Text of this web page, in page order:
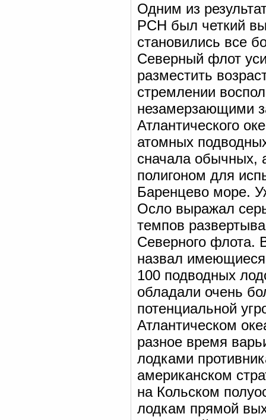
Одним из
РСН был четкий
становились все
Северный флот
разместить
стремлении
незамерзающими
Атлантического
атомных
сначала обычных,
полигоном для
Баренцево море.
Осло выражал
темпов
Северного флота.
назвал
100 подводных
обладали очень
потенциальной
Атлантическом
разное время
лодками
американском
на Кольском
лодкам прямой